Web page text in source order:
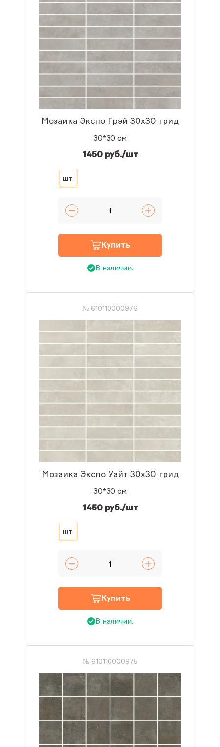
Мозаика Экспо Грэй 30x30 грид
30*30 см
1450 руб./шт
шт.
Купить
В наличии.
№ 610110000976
Мозаика Экспо Уайт 30x30 грид
30*30 см
1450 руб./шт
шт.
Купить
В наличии.
№ 610110000975